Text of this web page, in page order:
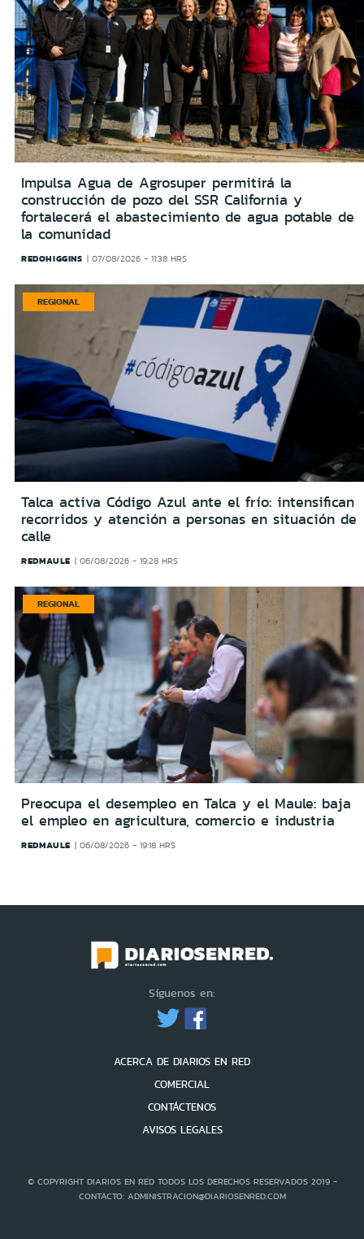
Impulsa Agua de Agrosuper permitirá la
construcción de pozo del SSR California y
fortalecerá el abastecimiento de agua potable de
la comunidad
REDOHIGGINS 07/08/2026 - 11:38 HRS
REGIONAL
Talca activa Código Azul ante el frío: intensifican
recorridos y atención a personas en situación de
calle
REDMAULE 06/08/2026 - 19:28 HRS
REGIONAL
Preocupa el desempleo en Talca y el Maule: baja
el empleo en agricultura, comercio e industria
REDMAULE 06/08/2026 - 19:18 HRS
Síguenos en:
ACERCA DE DIARIOS EN RED
COMERCIAL
CONTÁCTENOS
AVISOS LEGALES
© COPYRIGHT DIARIOS EN RED TODOS LOS DERECHOS RESERVADOS 2019 -
CONTACTO: ADMINISTRACION@DIARIOSENRED.COM